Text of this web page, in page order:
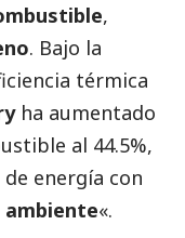
,
. Bajo la
térmica
ha aumentado
al 44.5%,
energía con
ambiente«.